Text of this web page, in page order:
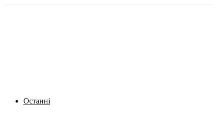
Останні